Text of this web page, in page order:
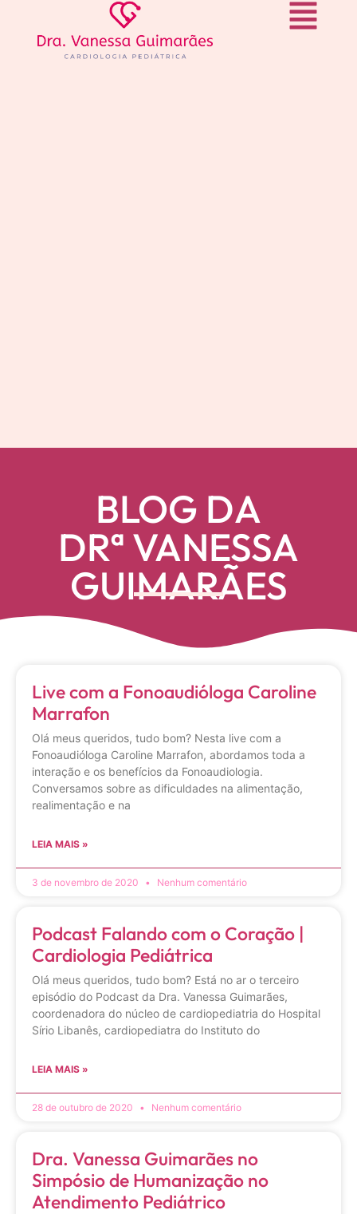
BLOG DA
DRª VANESSA
GUIMARÃES
Live com a Fonoaudióloga Caroline
Marrafon
Olá meus queridos, tudo bom? Nesta live com a
Fonoaudióloga Caroline Marrafon, abordamos toda a
interação e os benefícios da Fonoaudiologia.
Conversamos sobre as dificuldades na alimentação,
realimentação e na
LEIA MAIS »
3 de novembro de 2020 Nenhum comentário
Podcast Falando com o Coração |
Cardiologia Pediátrica
Olá meus queridos, tudo bom? Está no ar o terceiro
episódio do Podcast da Dra. Vanessa Guimarães,
coordenadora do núcleo de cardiopediatria do Hospital
Sírio Libanês, cardiopediatra do Instituto do
LEIA MAIS »
28 de outubro de 2020 Nenhum comentário
Dra. Vanessa Guimarães no
Simpósio de Humanização no
Atendimento Pediátrico